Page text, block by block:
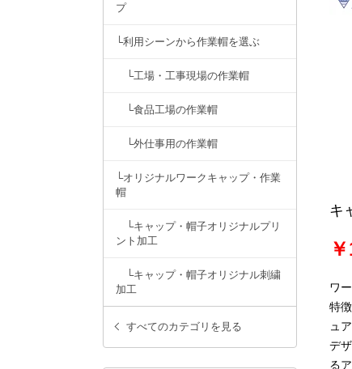
プ
└利用シーンから作業帽を選ぶ
└工場・工事現場の作業帽
└食品工場の作業帽
└外仕事用の作業帽
└オリジナルワークキャップ・作業
帽
└キャップ・帽子オリジナルプリ
ント加工
└キャップ・帽子オリジナル刺繍
加工
すべてのカテゴリを見る
キ
ワ
特
ュ
デ
る